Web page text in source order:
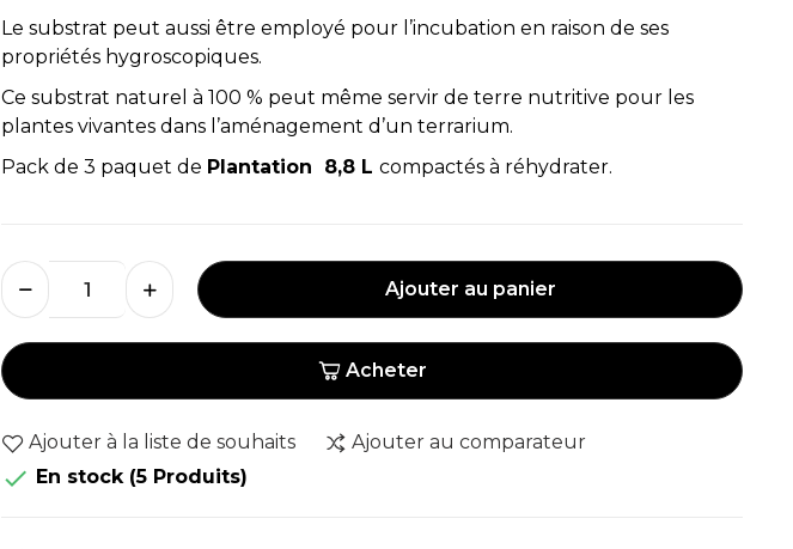
Le substrat peut aussi être employé pour l’incubation en raison de ses
propriétés hygroscopiques.
Ce substrat naturel à 100 % peut même servir de terre nutritive pour les
plantes vivantes dans l’aménagement d’un terrarium.
Pack de 3 paquet de Plantation 8,8 L compactés à réhydrater.
Ajouter au panier
Acheter
Ajouter à la liste de souhaits Ajouter au comparateur
 En stock (5 Produits)